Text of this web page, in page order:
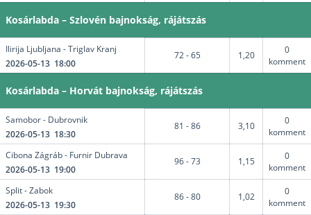
Kosárlabda – Szlovén bajnokság, rájátszás
Ilirija Ljubljana - Triglav Kranj
2026-05-13 18:00
72 - 65 1,20
0
komment
Kosárlabda – Horvát bajnokság, rájátszás
Samobor - Dubrovnik
2026-05-13 18:30
81 - 86 3,10
0
komment
Cibona Zágráb - Furnir Dubrava
2026-05-13 19:00
96 - 73 1,15
0
komment
Split - Zabok
2026-05-13 19:30
86 - 80 1,02
0
komment